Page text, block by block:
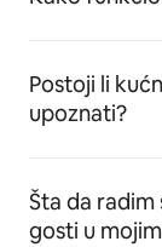
Postoji li
upoznati?
Šta da radim
gosti u